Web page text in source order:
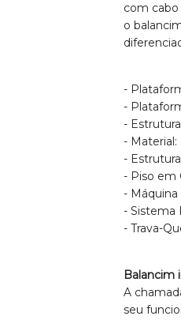
com
o
-
-
-
- Material:
-
- Piso em
- Máquina
- Sistema
- Trava-
Balancim
A
seu